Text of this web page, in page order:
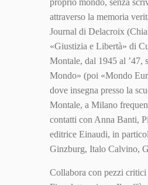
proprio mondo, senza
attraverso la memoria
Journal di Delacroix
«Giustizia e Libertà» di
Montale, dal 1945 al ’47,
Mondo» (poi «Mondo
dove insegna presso la
Montale, a Milano
contatti con Anna Banti,
editrice Einaudi, in
Ginzburg, Italo Calvino,
Collabora con pezzi